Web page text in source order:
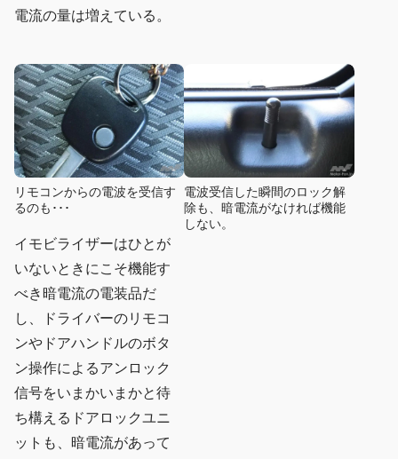
電流の量は増えている。
リモコンからの電波を受信す
るのも･･･
電波受信した瞬間のロック解
除も、暗電流がなければ機能
しない。
イモビライザーはひとが
いないときにこそ機能す
べき暗電流の電装品だ
し、ドライバーのリモコ
ンやドアハンドルのボタ
ン操作によるアンロック
信号をいまかいまかと待
ち構えるドアロックユニ
ットも、暗電流があって